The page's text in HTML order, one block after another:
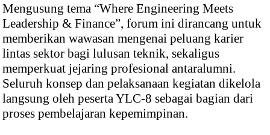
Mengusung tema “Where Engineering Meets
Leadership & Finance”, forum ini dirancang untuk
memberikan wawasan mengenai peluang karier
lintas sektor bagi lulusan teknik, sekaligus
memperkuat jejaring profesional antaralumni.
Seluruh konsep dan pelaksanaan kegiatan dikelola
langsung oleh peserta YLC-8 sebagai bagian dari
proses pembelajaran kepemimpinan.